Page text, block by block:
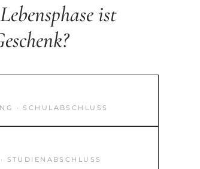
ist
· SCHULABSCHLUSS
STUDIENABSCHLUSS